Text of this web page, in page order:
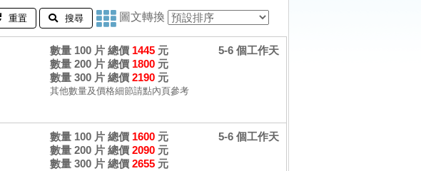
重置 搜尋 圖文轉換
數量 100 片 總價 1445元
數量 200 片 總價 1800元
數量 300 片 總價 2190元
其他數量及價格細節請點內頁參考
5-6 個工作天
數量 100 片 總價 1600元
數量 200 片 總價 2090元
數量 300 片 總價 2655元
5-6 個工作天